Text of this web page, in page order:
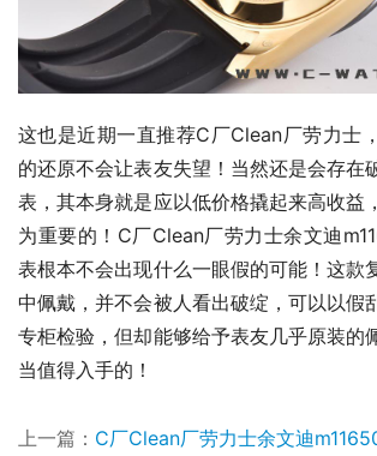
这也是近期一直推荐C厂Clean厂劳力士
的还原不会让表友失望！当然还是会存在
表，其本身就是应以低价格撬起来高收益
为重要的！C厂Clean厂劳力士余文迪
表根本不会出现什么一眼假的可能！这款
中佩戴，并不会被人看出破绽，可以以假
专柜检验，但却能够给予表友几乎原装的
当值得入手的！
上一篇： C厂Clean厂劳力士余文迪